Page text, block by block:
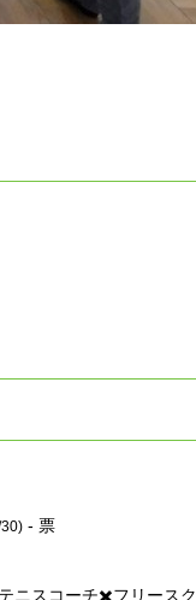
- 票
ニスコーチ✖️フリースク